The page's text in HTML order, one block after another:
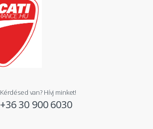
Kérdésed van? Hívj minket!
+36 30 900 6030